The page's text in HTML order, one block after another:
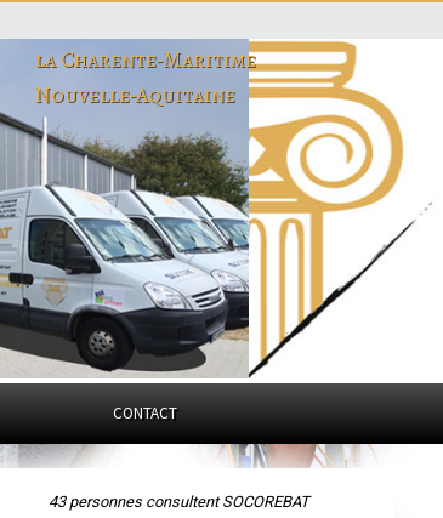
la Charente-Maritime
Nouvelle-Aquitaine
CONTACT
43 personnes consultent SOCOREBAT